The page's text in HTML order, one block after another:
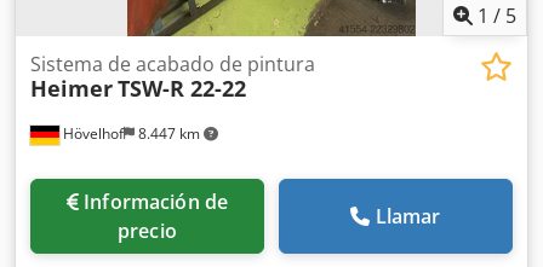
1 / 5
Hövelhof 8.447 km
Sistema de acabado de pintura
HeimerTSW-R 22-22
Información de
precio
Llamar